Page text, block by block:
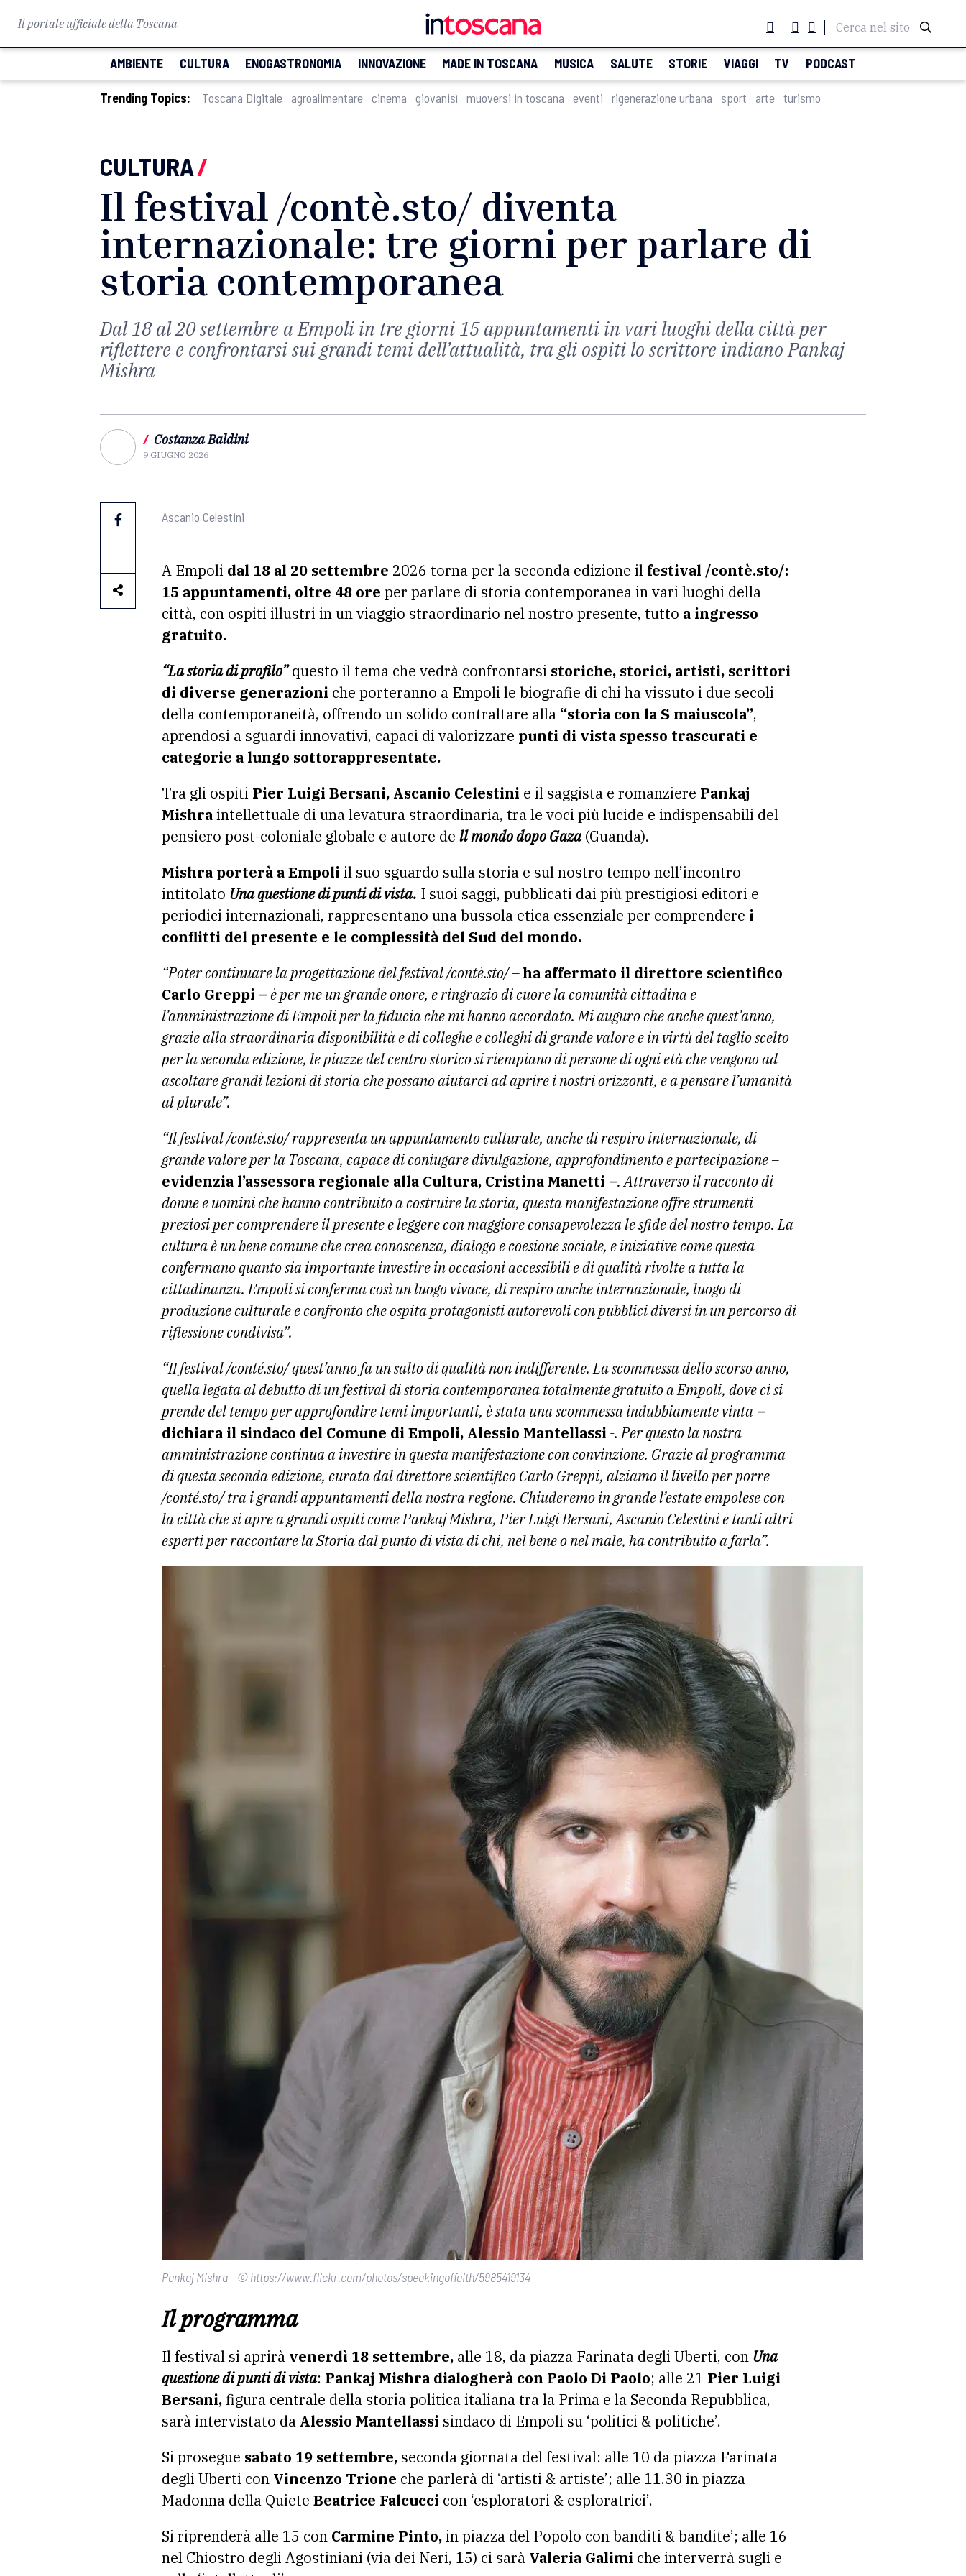
Il portale ufficiale della Toscana Cerca nel sito
AMBIENTE CULTURA ENOGASTRONOMIA INNOVAZIONE MADE IN TOSCANA MUSICA SALUTE STORIE VIAGGI TV PODCAST
Trending Topics: Toscana Digitale agroalimentare cinema giovanisì muoversi in toscana eventi rigenerazione urbana sport arte turismo
CULTURA/
Il festival /contè.sto/ diventa
internazionale: tre giorni per parlare di
storia contemporanea
Dal 18 al 20 settembre a Empoli in tre giorni 15 appuntamenti in vari luoghi della città per
riflettere e confrontarsi sui grandi temi dell’attualità, tra gli ospiti lo scrittore indiano Pankaj
Mishra
/ Costanza Baldini
9 GIUGNO 2026
Ascanio Celestini
A Empoli dal 18 al 20 settembre 2026 torna per la seconda edizione il festival /contè.sto/:
15 appuntamenti, oltre 48 ore per parlare di storia contemporanea in vari luoghi della
città, con ospiti illustri in un viaggio straordinario nel nostro presente, tutto a ingresso
gratuito.
“La storia di profilo” questo il tema che vedrà confrontarsi storiche, storici, artisti, scrittori
di diverse generazioni che porteranno a Empoli le biografie di chi ha vissuto i due secoli
della contemporaneità, offrendo un solido contraltare alla “storia con la S maiuscola”,
aprendosi a sguardi innovativi, capaci di valorizzare punti di vista spesso trascurati e
categorie a lungo sottorappresentate.
Tra gli ospiti Pier Luigi Bersani, Ascanio Celestini e il saggista e romanziere Pankaj
Mishraintellettuale di una levatura straordinaria, tra le voci più lucide e indispensabili del
pensiero post-coloniale globale e autore de ll mondo dopo Gaza(Guanda).
Mishra porterà a Empoli il suo sguardo sulla storia e sul nostro tempo nell’incontro
intitolato Una questione di punti di vista. I suoi saggi, pubblicati dai più prestigiosi editori e
periodici internazionali, rappresentano una bussola etica essenziale per comprendere i
conflitti del presente e le complessità del Sud del mondo.
“Poter continuare la progettazione del festival /contè.sto/ –ha affermato il direttore scientifico
Carlo Greppi –è per me un grande onore, e ringrazio di cuore la comunità cittadina e
l’amministrazione di Empoli per la fiducia che mi hanno accordato. Mi auguro che anche quest’anno,
grazie alla straordinaria disponibilità e di colleghe e colleghi di grande valore e in virtù del taglio scelto
per la seconda edizione, le piazze del centro storico si riempiano di persone di ogni età che vengono ad
ascoltare grandi lezioni di storia che possano aiutarci ad aprire i nostri orizzonti, e a pensare l’umanità
al plurale”.
“Il festival /contè.sto/ rappresenta un appuntamento culturale, anche di respiro internazionale, di
grande valore per la Toscana, capace di coniugare divulgazione, approfondimento e partecipazione –
evidenzia l’assessora regionale alla Cultura, Cristina Manetti –. Attraverso il racconto di
donne e uomini che hanno contribuito a costruire la storia, questa manifestazione offre strumenti
preziosi per comprendere il presente e leggere con maggiore consapevolezza le sfide del nostro tempo. La
cultura è un bene comune che crea conoscenza, dialogo e coesione sociale, e iniziative come questa
confermano quanto sia importante investire in occasioni accessibili e di qualità rivolte a tutta la
cittadinanza. Empoli si conferma così un luogo vivace, di respiro anche internazionale, luogo di
produzione culturale e confronto che ospita protagonisti autorevoli con pubblici diversi in un percorso di
riflessione condivisa”.
“II festival /conté.sto/ quest’anno fa un salto di qualità non indifferente. La scommessa dello scorso anno,
quella legata al debutto di un festival di storia contemporanea totalmente gratuito a Empoli, dove ci si
prende del tempo per approfondire temi importanti, è stata una scommessa indubbiamente vinta –
dichiara il sindaco del Comune di Empoli, Alessio Mantellassi -. Per questo la nostra
amministrazione continua a investire in questa manifestazione con convinzione. Grazie al programma
di questa seconda edizione, curata dal direttore scientifico Carlo Greppi, alziamo il livello per porre
/conté.sto/ tra i grandi appuntamenti della nostra regione. Chiuderemo in grande l’estate empolese con
la città che si apre a grandi ospiti come Pankaj Mishra, Pier Luigi Bersani, Ascanio Celestini e tanti altri
esperti per raccontare la Storia dal punto di vista di chi, nel bene o nel male, ha contribuito a farla”.
Pankaj Mishra – © https://www.flickr.com/photos/speakingoffaith/5985419134
Il programma
Il festival si aprirà venerdì 18 settembre, alle 18, da piazza Farinata degli Uberti, con Una
questione di punti di vista: Pankaj Mishra dialogherà con Paolo Di Paolo; alle 21 Pier Luigi
Bersani, figura centrale della storia politica italiana tra la Prima e la Seconda Repubblica,
sarà intervistato da Alessio Mantellassi sindaco di Empoli su ‘politici & politiche’.
Si prosegue sabato 19 settembre, seconda giornata del festival: alle 10 da piazza Farinata
degli Uberti con Vincenzo Trione che parlerà di ‘artisti & artiste’; alle 11.30 in piazza
Madonna della Quiete Beatrice Falcucci con ‘esploratori & esploratrici’.
Si riprenderà alle 15 con Carmine Pinto,in piazza del Popolo con banditi & bandite’; alle 16
nel Chiostro degli Agostiniani (via dei Neri, 15) ci sarà Valeria Galimi che interverrà sugli e